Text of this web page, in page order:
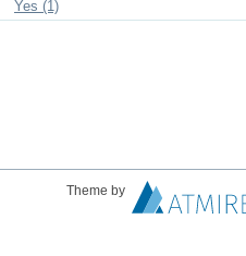
Yes (1)
Theme by